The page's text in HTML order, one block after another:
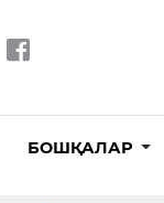
БОШҚАЛАР